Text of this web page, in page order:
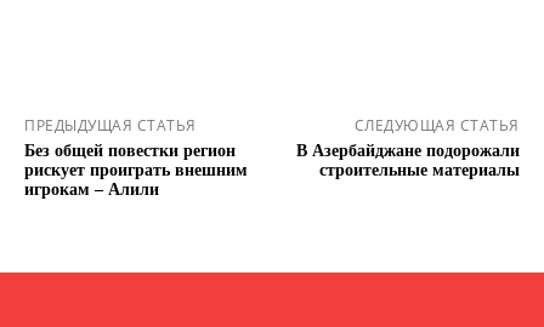
ПРЕДЫДУЩАЯ СТАТЬЯ
Без общей повестки регион
рискует проиграть внешним
игрокам – Алили
СЛЕДУЮЩАЯ СТАТЬЯ
В Азербайджане подорожали
строительные материалы